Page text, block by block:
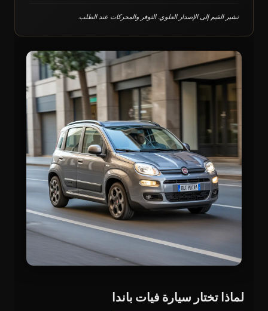
تشير القيم إلى الإصدار العلوي. التوفر والمحركات عند الطلب.
لماذا تختار سيارة فيات باندا